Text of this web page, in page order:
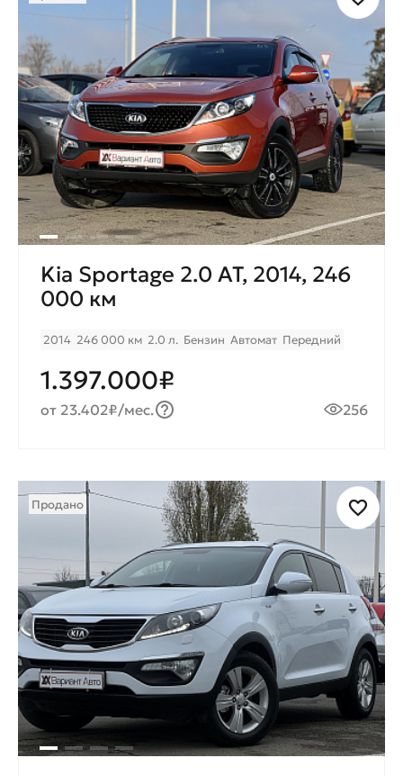
комфортного ежемесячного
Kia Sportage 2.0 AT, 2014, 246
000 км
2014 246 000 км 2.0 л. Бензин Автомат Передний
1.397.000₽
от 23.402₽/мес. 256
Продано